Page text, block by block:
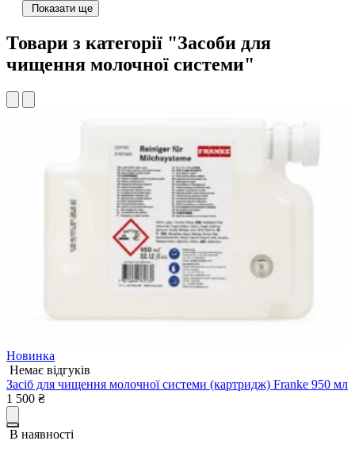
Показати ще
Товари з категорії "Засоби для
чищення молочної системи"
Новинка
Немає відгуків
Засіб для чищення молочної системи (картридж) Franke 950 мл
1 500 ₴
В наявності